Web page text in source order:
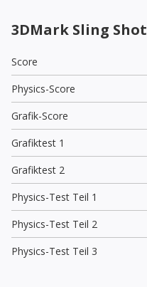
3DMark Sling Shot
Score
Physics-Score
Grafik-Score
Grafiktest 1
Grafiktest 2
Physics-Test Teil 1
Physics-Test Teil 2
Physics-Test Teil 3